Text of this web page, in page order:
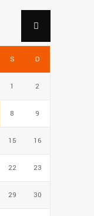
S D
1 2
8 9
15 16
22 23
29 30